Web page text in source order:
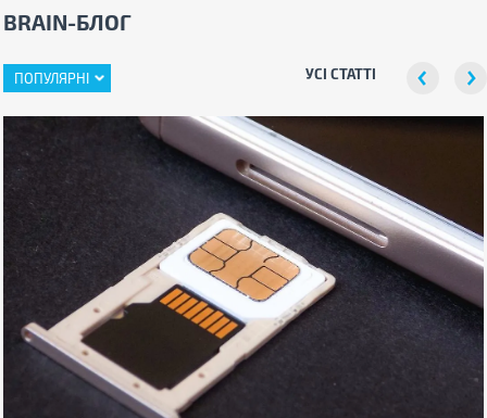
BRAIN-БЛОГ
ПОПУЛЯРНІ УСІ СТАТТІ